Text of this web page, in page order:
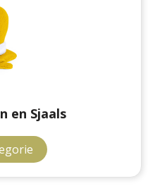
en Sjaals